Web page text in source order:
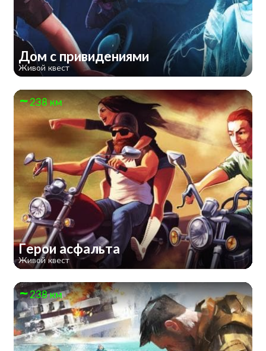
Дом с привидениями
Живой квест
238 км
Герои асфальта
Живой квест
238 км